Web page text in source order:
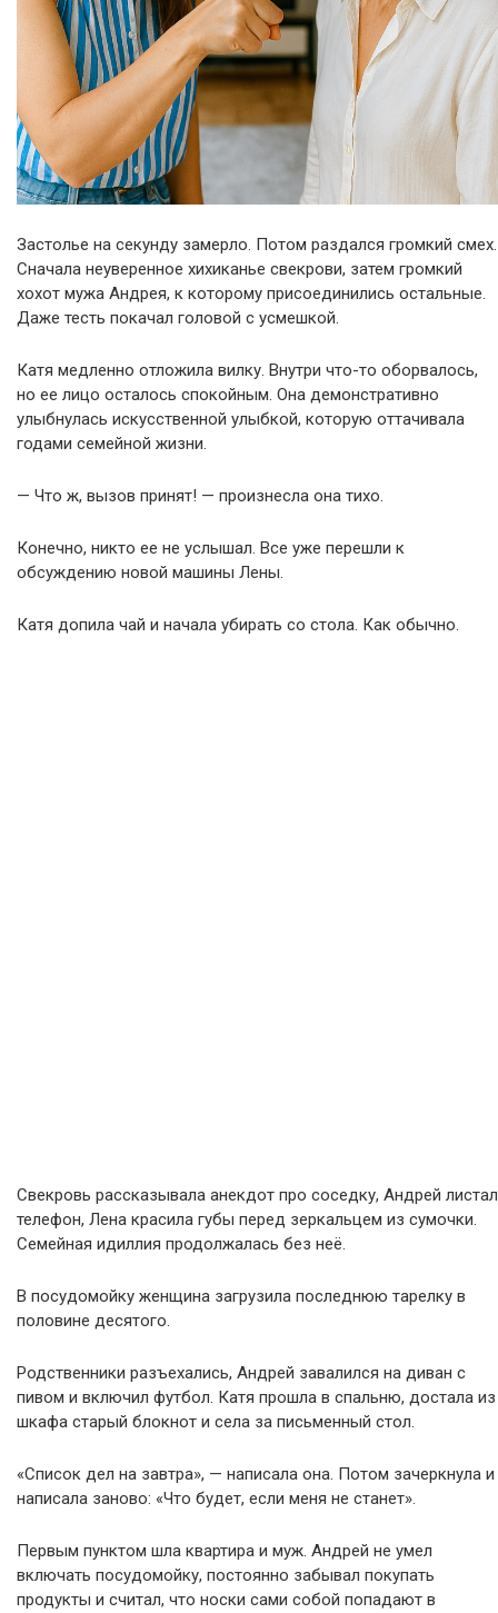
Застолье на секунду замерло. Потом раздался громкий смех.
Сначала неуверенное хихиканье свекрови, затем громкий
хохот мужа Андрея, к которому присоединились остальные.
Даже тесть покачал головой с усмешкой.
Катя медленно отложила вилку. Внутри что-то оборвалось,
но ее лицо осталось спокойным. Она демонстративно
улыбнулась искусственной улыбкой, которую оттачивала
годами семейной жизни.
— Что ж, вызов принят! — произнесла она тихо.
Конечно, никто ее не услышал. Все уже перешли к
обсуждению новой машины Лены.
Катя допила чай и начала убирать со стола. Как обычно.
Свекровь рассказывала анекдот про соседку, Андрей листал
телефон, Лена красила губы перед зеркальцем из сумочки.
Семейная идиллия продолжалась без неё.
В посудомойку женщина загрузила последнюю тарелку в
половине десятого.
Родственники разъехались, Андрей завалился на диван с
пивом и включил футбол. Катя прошла в спальню, достала из
шкафа старый блокнот и села за письменный стол.
«Список дел на завтра», — написала она. Потом зачеркнула и
написала заново: «Что будет, если меня не станет».
Первым пунктом шла квартира и муж. Андрей не умел
включать посудомойку, постоянно забывал покупать
продукты и считал, что носки сами собой попадают в